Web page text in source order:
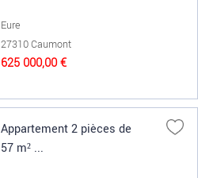
Eure
27310 Caumont
625 000,00 €
Appartement 2 pièces de
57 m² ...